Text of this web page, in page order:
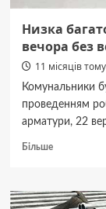
Низка
вечора без
11 місяців
Комунальники
проведенням
арматури, 22
БільшеДокладніше
у